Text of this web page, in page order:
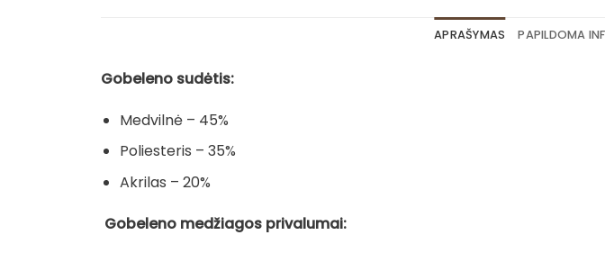
APRAŠYMAS PAPILDOMA
Gobeleno sudėtis:
Medvilnė – 45%
Poliesteris – 35%
Akrilas – 20%
Gobeleno medžiagos privalumai: